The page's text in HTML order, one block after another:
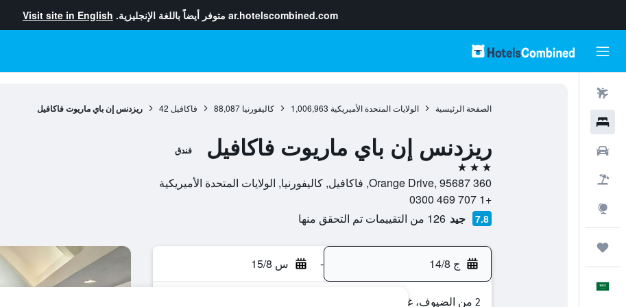
ar.hotelscombined.com متوفر أيضاً باللغة الإنجليزية. Visit site in English
الصفحة الرئيسية الولايات المتحدة الأميريكية 1,006,963 كاليفورنيا 88,087 فاكافيل 42 ريزدنس إن باي ماريوت فاكافيل
ريزدنس إن باي ماريوت فاكافيل فندق
3 نجوم
360 Orange Drive, 95687, فاكافيل, كاليفورنيا, الولايات المتحدة الأميريكية
+1 707 469 0300
7.8 جيد 126 من التقييمات تم التحقق منها
ج 14/8 - س 15/8
2 من الضيوف، غرفة واحدة